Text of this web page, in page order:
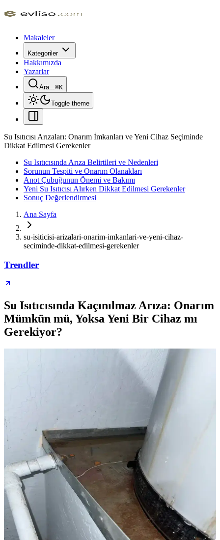
Makaleler
Kategoriler
Hakkımızda
Yazarlar
Ara...⌘K
Toggle theme
Su Isıtıcısı Arızaları: Onarım İmkanları ve Yeni Cihaz Seçiminde
Dikkat Edilmesi Gerekenler
Su Isıtıcısında Arıza Belirtileri ve Nedenleri
Sorunun Tespiti ve Onarım Olanakları
Anot Çubuğunun Önemi ve Bakımı
Yeni Su Isıtıcısı Alırken Dikkat Edilmesi Gerekenler
Sonuç Değerlendirmesi
Ana Sayfa
su-isiticisi-arizalari-onarim-imkanlari-ve-yeni-cihaz-
seciminde-dikkat-edilmesi-gerekenler
Trendler
Su Isıtıcısında Kaçınılmaz Arıza: Onarım
Mümkün mü, Yoksa Yeni Bir Cihaz mı
Gerekiyor?